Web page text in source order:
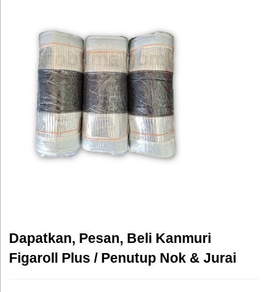
Dapatkan, Pesan, Beli Kanmuri
Figaroll Plus / Penutup Nok & Jurai